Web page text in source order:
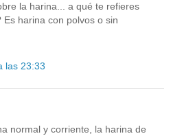
la harina... a qué te refieres
harina con polvos o sin
las 23:33
normal y corriente, la harina de